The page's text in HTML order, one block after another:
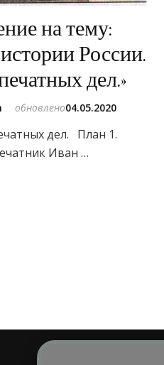
на тему:
России.
дел.»
обновлено04.05.2020
дел. План 1.
Иван …